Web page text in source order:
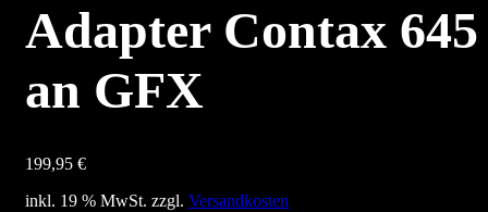
Adapter Contax 645
an GFX
199,95 €
inkl. 19 % MwSt. zzgl. Versandkosten